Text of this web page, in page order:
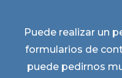
Puede realizar un
formularios de
puede pedirnos